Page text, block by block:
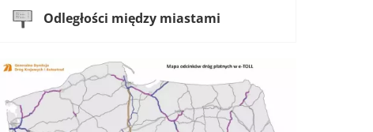
Odległości między miastami